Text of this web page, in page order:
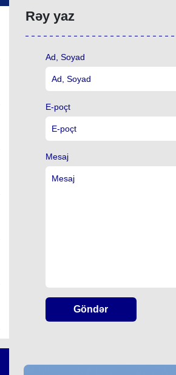
Rəy yaz
Ad, Soyad
E-poçt
Mesaj
Göndər